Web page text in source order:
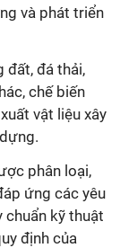
và phát triển
đất, đá thải,
chế biến
vật liệu xây
phân loại,
ứng các yêu
chuẩn kỹ thuật
định của